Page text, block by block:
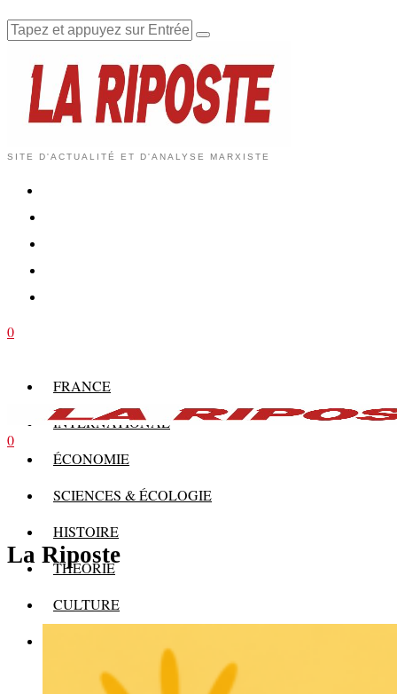
SITE D'ACTUALITÉ ET D'ANALYSE MARXISTE
0
FRANCE
INTERNATIONAL
ÉCONOMIE
SCIENCES & ÉCOLOGIE
HISTOIRE
THÉORIE
CULTURE
0
La Riposte